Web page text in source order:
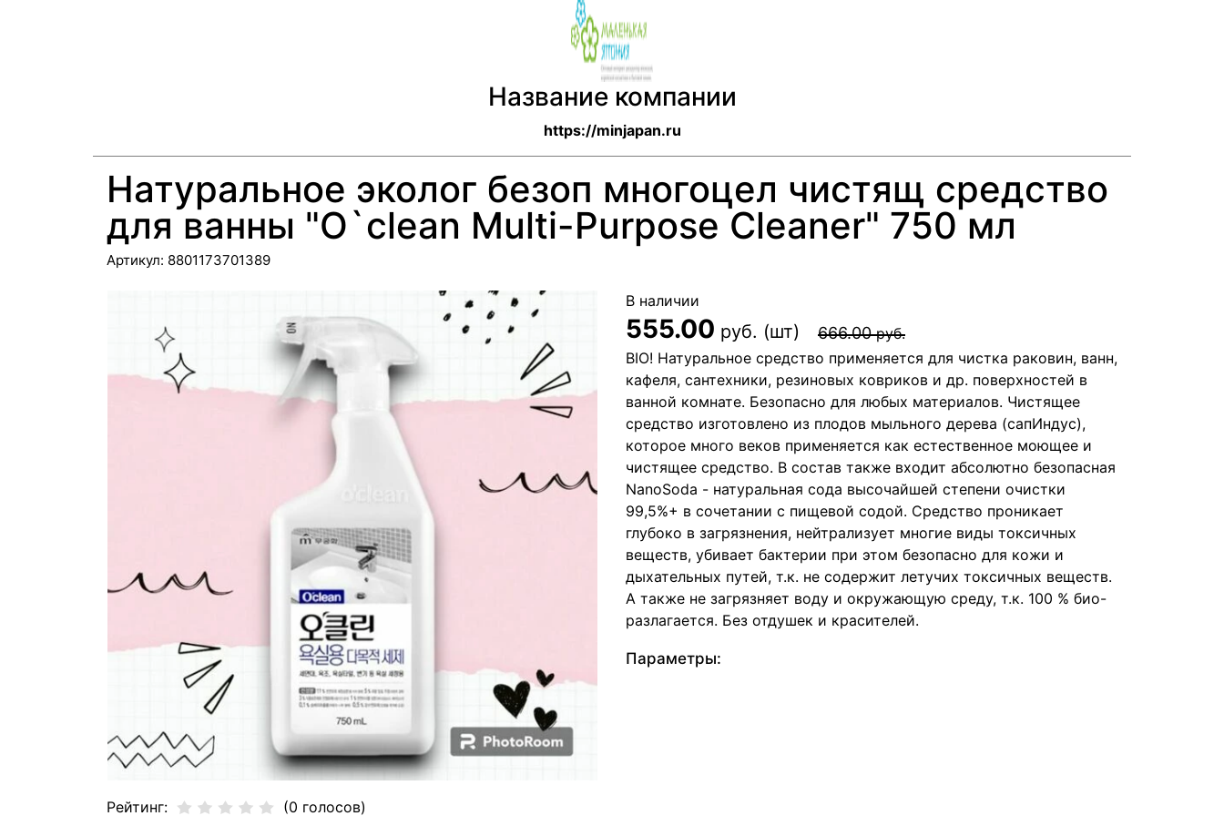
Название компании
https://minjapan.ru
Натуральное эколог безоп многоцел чистящ средство
для ванны "O`clean Multi-Purpose Cleaner" 750 мл
Артикул: 8801173701389
Рейтинг: (0 голосов)
В наличии
555.00 руб. (шт) 666.00руб.
BIO! Натуральное средство применяется для чистка раковин, ванн,
кафеля, сантехники, резиновых ковриков и др. поверхностей в
ванной комнате. Безопасно для любых материалов. Чистящее
средство изготовлено из плодов мыльного дерева (сапИндус),
которое много веков применяется как естественное моющее и
чистящее средство. В состав также входит абсолютно безопасная
NanoSoda - натуральная сода высочайшей степени очистки
99,5%+ в сочетании с пищевой содой. Средство проникает
глубоко в загрязнения, нейтрализует многие виды токсичных
веществ, убивает бактерии при этом безопасно для кожи и
дыхательных путей, т.к. не содержит летучих токсичных веществ.
А также не загрязняет воду и окружающую среду, т.к. 100 % био-
разлагается. Без отдушек и красителей.
Параметры: